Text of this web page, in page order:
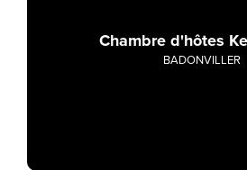
Chambre d'hôtes
BADONVILLER